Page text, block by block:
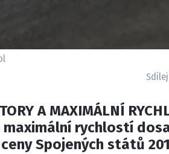
A MAXIMÁLNÍ
maximální rychlostí
Spojených států